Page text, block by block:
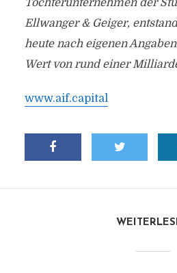
Tochterunternehmen der
Ellwanger & Geiger,
heute nach eigenen
Wert von rund einer
www.aif.capital